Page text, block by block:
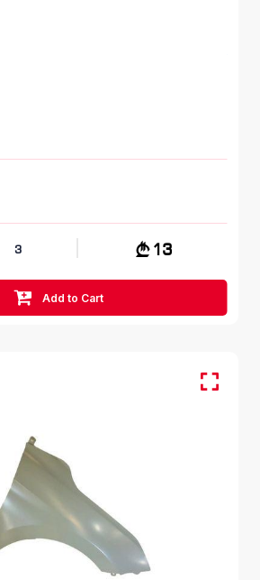
3 13
Add to Cart